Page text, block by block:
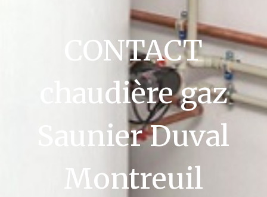
CONTACT
chaudière gaz
Saunier Duval
Montreuil